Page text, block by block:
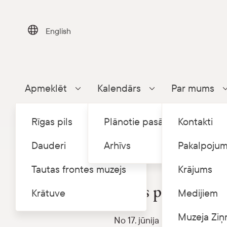
English
Apmeklēt Parādīt apakšizvēlni
Rīgas pils
Dauderi
Tautas frontes muzejs
Krātuve
Kalendārs Parādīt apakšizvēlni
Plānotie pasākumi
Arhīvs
Par mums
Kontakti
Krājums
Medijiem
Muzeja
Rīgas pilī ekspozīcija
Rīgas pilī
No 17. jūnija Latvijas